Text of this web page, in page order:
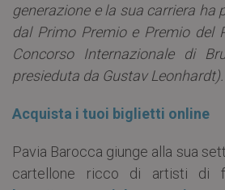
generazione e la sua carriera ha
dal Primo Premio e Premio del
Concorso Internazionale di
presieduta da Gustav Leonhardt).
Acquista i tuoi biglietti online
Pavia Barocca giunge alla sua
cartellone ricco di artisti di